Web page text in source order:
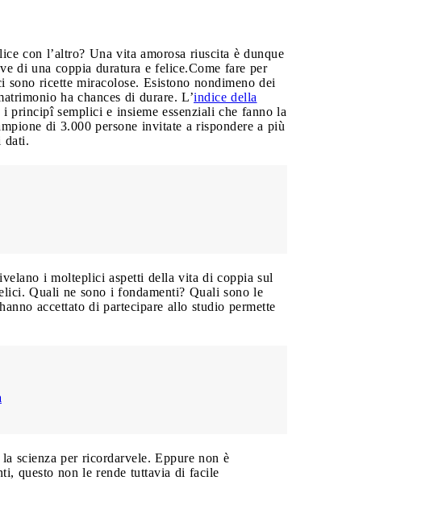
con l’altro? Una vita amorosa riuscita è dunque
di una coppia duratura e felice.Come fare per
sono ricette miracolose. Esistono nondimeno dei
ha chances di durare. L’indice della
principî semplici e insieme essenziali che fanno la
di 3.000 persone invitate a rispondere a più
dati.
i molteplici aspetti della vita di coppia sul
Quali ne sono i fondamenti? Quali sono le
accettato di partecipare allo studio permette
scienza per ricordarvele. Eppure non è
questo non le rende tuttavia di facile